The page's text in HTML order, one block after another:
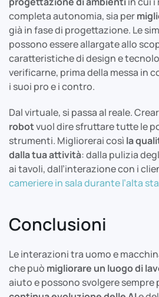
completa autonomia, sia per
già in fase di progettazione. Le
possono essere allargate allo
caratteristiche di design e
verificarne, prima della messa in
i suoi pro e i contro.
Dal virtuale, si passa al reale.
robotvuol dire sfruttare tutte le
strumenti. Migliorerai così la
dalla tua attività: dalla pulizia
ai tavoli, dall’interazione con i
cameriere in sala durante l’alta
Conclusioni
Le interazioni tra uomo e
che può migliorare un luogo di
aiuto e possono svolgere sempre